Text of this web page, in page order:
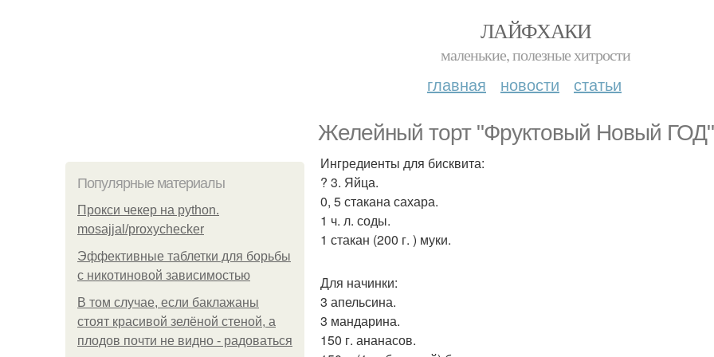
ЛАЙФХАКИ
маленькие, полезные хитрости
главная новости статьи
Желейный торт "Фруктовый Новый
Популярные материалы
Прокси чекер на python.
mosajjal/proxychecker
Эффективные таблетки для борьбы
с никотиновой зависимостью
В том случае, если баклажаны
стоят красивой зелёной стеной, а
плодов почти не видно - радоваться
Ингредиенты для бисквита:
? 3. Яйца.
0, 5 стакана сахара.
1 ч. л. соды.
1 стакан (200 г. ) муки.
Для начинки:
3 апельсина.
3 мандарина.
150 г. ананасов.